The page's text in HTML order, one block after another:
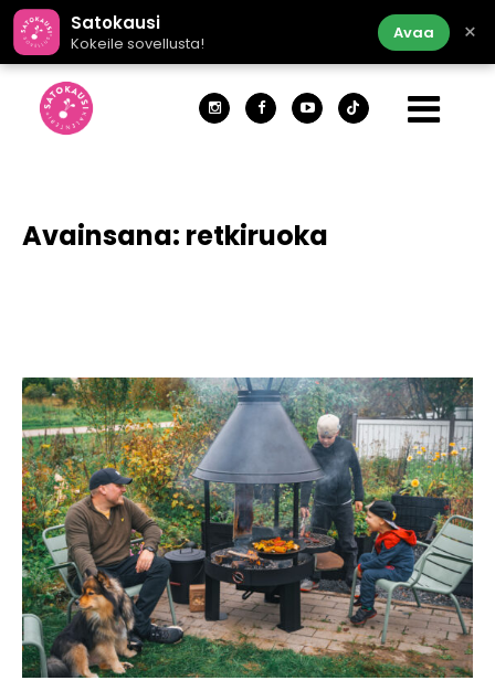
Satokausi
Kokeile sovellusta!
Avaa ×
Avainsana: retkiruoka